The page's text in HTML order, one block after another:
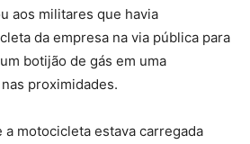
aos militares que havia
da empresa na via pública para
botijão de gás em uma
proximidades.
a motocicleta estava carregada